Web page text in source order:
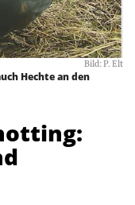
Bild: P. Elt
Hechte an den